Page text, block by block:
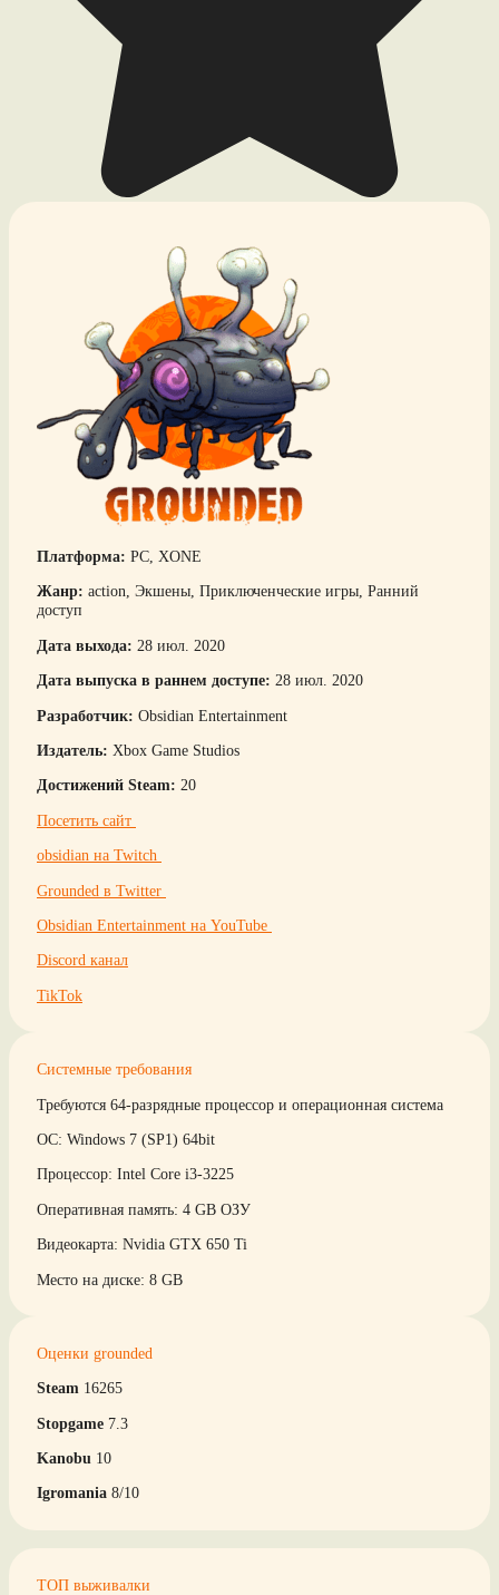
Платформа: PC, XONE
Жанр: action, Экшены, Приключенческие игры, Ранний
доступ
Дата выхода: 28 июл. 2020
Дата выпуска в раннем доступе: 28 июл. 2020
Разработчик: Obsidian Entertainment
Издатель: Xbox Game Studios
Достижений Steam: 20
Посетить сайт
obsidian на Twitch
Grounded в Twitter
Obsidian Entertainment на YouTube
Discord канал
TikTok
Системные требования
Требуются 64-разрядные процессор и операционная система
ОС: Windows 7 (SP1) 64bit
Процессор: Intel Core i3-3225
Оперативная память: 4 GB ОЗУ
Видеокарта: Nvidia GTX 650 Ti
Место на диске: 8 GB
Оценки grounded
Steam 16265
Stopgame 7.3
Kanobu 10
Igromania 8/10
ТОП выживалки